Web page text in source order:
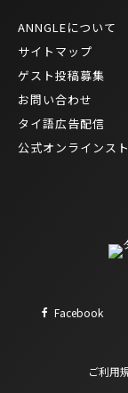
ANNGLEについて
サイトマップ
ゲスト投稿募集
お問い合わせ
タイ語広告配信
公式オンラインス
Facebook
ご利用